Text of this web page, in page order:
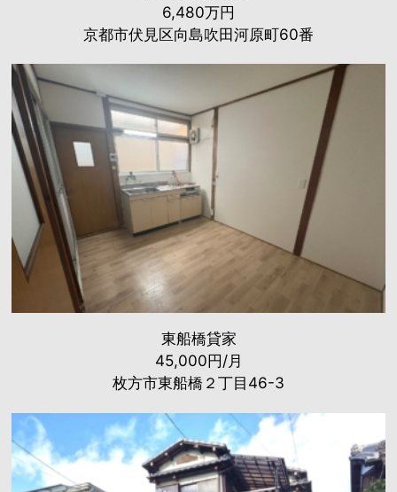
6,480万円
京都市伏見区向島吹田河原町60番
東船橋貸家
45,000円/月
枚方市東船橋２丁目46-3